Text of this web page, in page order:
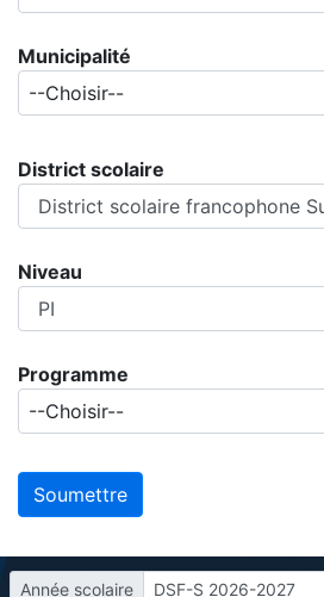
Municipalité
--Choisir--
District scolaire
Niveau
Programme
--Choisir--
Année scolaire DSF-S 2026-2027